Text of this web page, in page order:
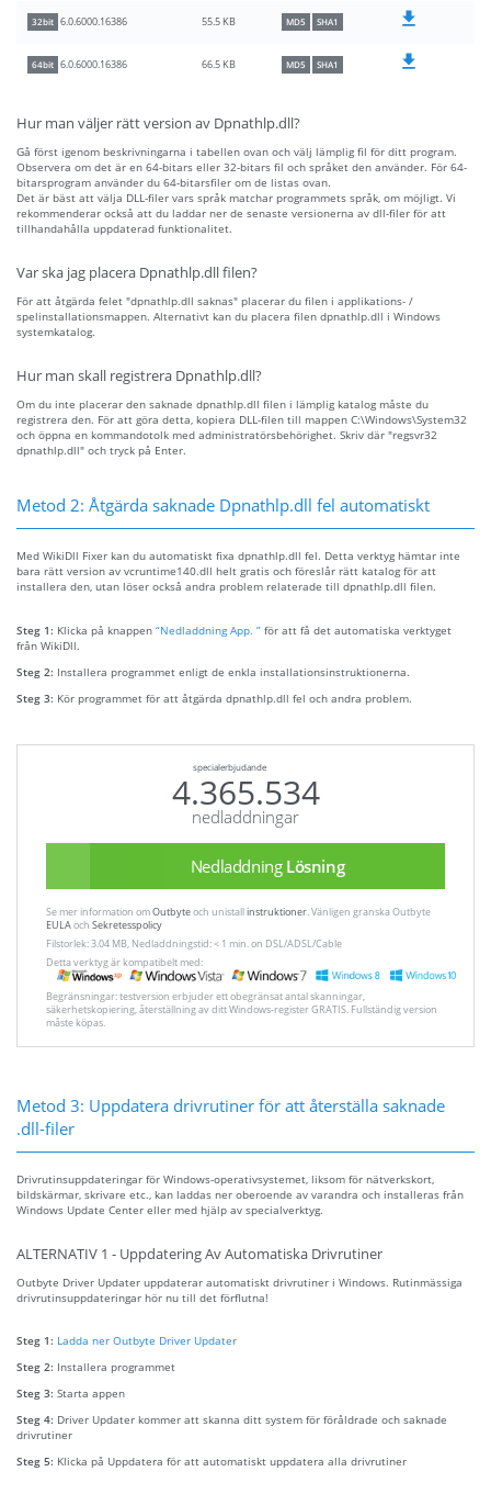
32bit 6.0.6000.16386 55.5 KB MD5 SHA1
64bit 6.0.6000.16386 66.5 KB MD5 SHA1
Hur man väljer rätt version av Dpnathlp.dll?
Gå först igenom beskrivningarna i tabellen ovan och välj lämplig fil för ditt program.
Observera om det är en 64-bitars eller 32-bitars fil och språket den använder. För 64-
bitarsprogram använder du 64-bitarsfiler om de listas ovan.
Det är bäst att välja DLL-filer vars språk matchar programmets språk, om möjligt. Vi
rekommenderar också att du laddar ner de senaste versionerna av dll-filer för att
tillhandahålla uppdaterad funktionalitet.
Var ska jag placera Dpnathlp.dll filen?
För att åtgärda felet "dpnathlp.dll saknas" placerar du filen i applikations- /
spelinstallationsmappen. Alternativt kan du placera filen dpnathlp.dll i Windows
systemkatalog.
Hur man skall registrera Dpnathlp.dll?
Om du inte placerar den saknade dpnathlp.dll filen i lämplig katalog måste du
registrera den. För att göra detta, kopiera DLL-filen till mappen C:\Windows\System32
och öppna en kommandotolk med administratörsbehörighet. Skriv där "regsvr32
dpnathlp.dll" och tryck på Enter.
Metod 2: Åtgärda saknade Dpnathlp.dll fel automatiskt
Med WikiDll Fixer kan du automatiskt fixa dpnathlp.dll fel. Detta verktyg hämtar inte
bara rätt version av vcruntime140.dll helt gratis och föreslår rätt katalog för att
installera den, utan löser också andra problem relaterade till dpnathlp.dll filen.
Steg 1: Klicka på knappen “Nedladdning App. ” för att få det automatiska verktyget
från WikiDll.
Steg 2: Installera programmet enligt de enkla installationsinstruktionerna.
Steg 3: Kör programmet för att åtgärda dpnathlp.dll fel och andra problem.
specialerbjudande
4.365.534
nedladdningar
Nedladdning Lösning
Se mer information omOutbyteoch unistallinstruktioner. Vänligen granska Outbyte
EULAoch Sekretesspolicy
Filstorlek: 3.04 MB, Nedladdningstid: < 1 min. on DSL/ADSL/Cable
Detta verktyg är kompatibelt med:
Begränsningar: testversion erbjuder ett obegränsat antal skanningar,
säkerhetskopiering, återställning av ditt Windows-register GRATIS. Fullständig version
måste köpas.
Metod 3: Uppdatera drivrutiner för att återställa saknade
.dll-filer
Drivrutinsuppdateringar för Windows-operativsystemet, liksom för nätverkskort,
bildskärmar, skrivare etc., kan laddas ner oberoende av varandra och installeras från
Windows Update Center eller med hjälp av specialverktyg.
ALTERNATIV 1 - Uppdatering Av Automatiska Drivrutiner
Outbyte Driver Updater uppdaterar automatiskt drivrutiner i Windows. Rutinmässiga
drivrutinsuppdateringar hör nu till det förflutna!
Steg 1: Ladda ner Outbyte Driver Updater
Steg 2: Installera programmet
Steg 3: Starta appen
Steg 4: Driver Updater kommer att skanna ditt system för föråldrade och saknade
drivrutiner
Steg 5: Klicka på Uppdatera för att automatiskt uppdatera alla drivrutiner